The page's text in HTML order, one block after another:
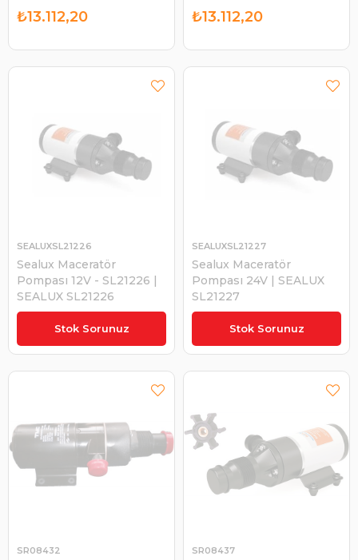
₺13.112,20 ₺13.112,20
Stok Sorunuz
Sealux Maceratör
Pompası 12V - SL21226 |
SEALUX SL21226
SEALUXSL21226
₺4.281,62 Stok Sorunuz
Sealux Maceratör
Pompası 24V | SEALUX
SL21227
SEALUXSL21227
₺4.281,62
SR08432 SR08437